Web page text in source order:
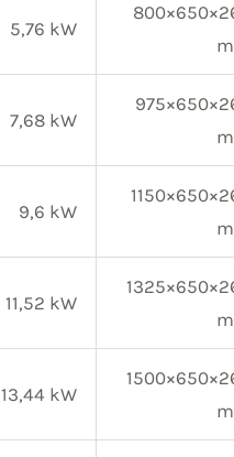
5,76 kW
7,68 kW
9,6 kW
11,52 kW
13,44 kW